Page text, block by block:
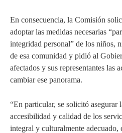
En consecuencia, la Comisión
adoptar las medidas necesarias
integridad personal” de los niños,
de esa comunidad y pidió al
afectados y sus representantes las
cambiar ese panorama.
“En particular, se solicitó asegurar
accesibilidad y calidad de los
integral y culturalmente adecuado,